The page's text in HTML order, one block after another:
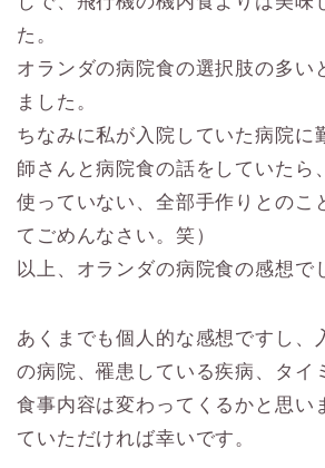
た。
オランダの病院食の選択肢の多い
ました。
ちなみに私が入院していた病院に
師さんと病院食の話をしていたら
使っていない、全部手作りとのこ
てごめんなさい。笑）
以上、オランダの病院食の感想で
あくまでも個人的な感想ですし、
の病院、罹患している疾病、タイ
食事内容は変わってくるかと思い
ていただければ幸いです。